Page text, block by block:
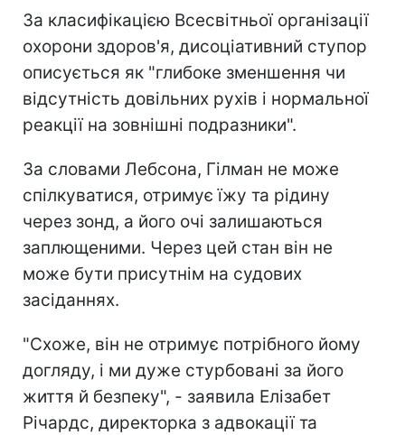
За класифікацією Всесвітньої організації
охорони здоров'я, дисоціативний ступор
описується як "глибоке зменшення чи
відсутність довільних рухів і нормальної
реакції на зовнішні подразники".
За словами Лебсона, Гілман не може
спілкуватися, отримує їжу та рідину
через зонд, а його очі залишаються
заплющеними. Через цей стан він не
може бути присутнім на судових
засіданнях.
"Схоже, він не отримує потрібного йому
догляду, і ми дуже стурбовані за його
життя й безпеку", - заявила Елізабет
Річардс, директорка з адвокації та